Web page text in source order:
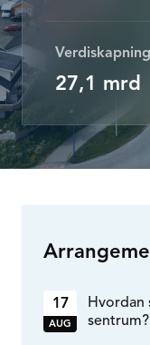
Verdiskapning
27,1 mrd
17
AUG
Hvordan
sentrum?